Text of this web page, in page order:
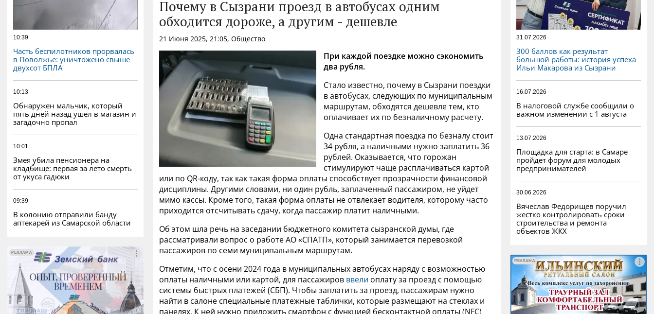
10:39
Часть беспилотников прорвалась
в Поволжье: уничтожено свыше
двухсот БПЛА
10:13
Обнаружен мальчик, который
пять дней назад ушел в магазин и
загадочно пропал
10:01
Змея убила пенсионера на
кладбище: первая за лето смерть
от укуса гадюки
09:39
В колонию отправили банду
аптекарей из Самарской области
РЕКЛАМА
РЕКЛАМА
Почему в Сызрани проезд в автобусах одним
обходится дороже, а другим - дешевле
21 Июня 2025, 21:05, Общество
При каждой поездке можно сэкономить
два рубля.
Стало известно, почему в Сызрани поездки
в автобусах, следующих по муниципальным
маршрутам, обходятся дешевле тем, кто
оплачивает их по безналичному расчету.
Одна стандартная поездка по безналу стоит
34 рубля, а наличными нужно заплатить 36
рублей. Оказывается, что горожан
стимулируют чаще расплачиваться картой
или по QR-коду, так как такая форма оплаты способствует прозрачности финансовой
дисциплины. Другими словами, ни один рубль, заплаченный пассажиром, не уйдет
мимо кассы. Кроме того, такая форма оплаты не отвлекает водителя, которому часто
приходится отсчитывать сдачу, когда пассажир платит наличными.
Об этом шла речь на заседании бюджетного комитета сызранской думы, где
рассматривали вопрос о работе АО «СПАТП», который занимается перевозкой
пассажиров по семи муниципальным маршрутам.
Отметим, что с осени 2024 года в муниципальных автобусах наряду с возможностью
оплаты наличными или картой, для пассажиров ввели оплату за проезд с помощью
системы быстрых платежей (СБП). Чтобы заплатить за проезд, пассажирам нужно
найти в салоне специальные платежные таблички, которые размещают на стеклах и
панелях. К ней нужно приложить смартфон с функцией бесконтактной оплаты (NFC)
31.07.2026
300 баллов как результат
большой работы: история успеха
Ильи Макарова из Сызрани
16.07.2026
В налоговой службе сообщили о
важном изменении с 1 августа
13.07.2026
Площадка для старта: в Самаре
пройдет форум для молодых
предпринимателей
30.06.2026
Вячеслав Федорищев поручил
жестко контролировать сроки
строительства и ремонта
объектов ЖКХ
РЕКЛАМА